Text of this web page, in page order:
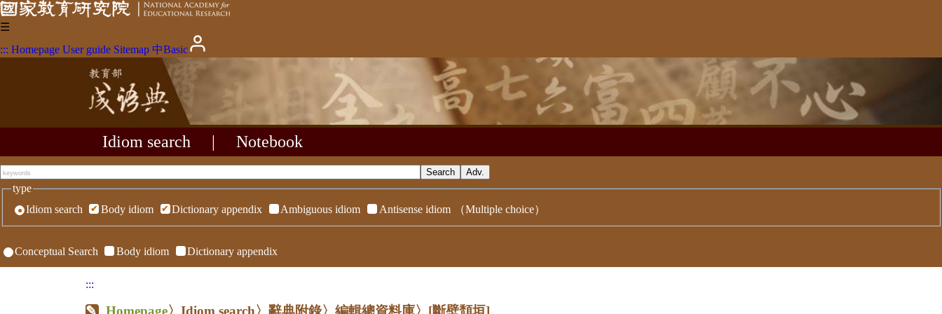
☰
::: Homepage User guide Sitemap 中Basic
Idiom search Notebook
type
Idiom search
Body idiom Dictionary appendix Ambiguous idiom Antisense idiom （Multiple choice）
Conceptual Search Body idiom Dictionary appendix
:::
Homepage〉Idiom search〉辭典附錄〉編輯總資料庫〉 [斷壁頹垣]